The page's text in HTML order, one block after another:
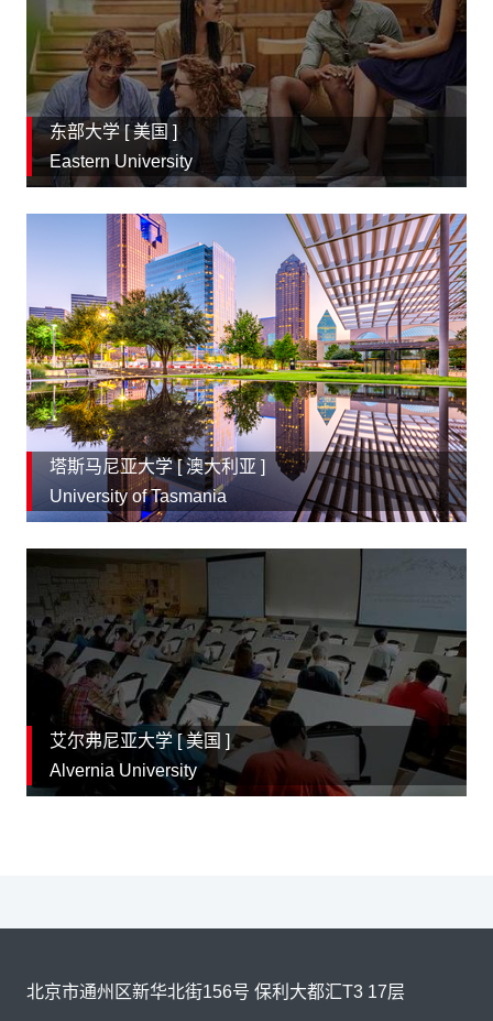
东部大学 [美国 ]
Eastern University
塔斯马尼亚大学 [澳大利亚 ]
University of Tasmania
艾尔弗尼亚大学 [美国
Alvernia University
北京市通州区新华北街156号 保利大都汇T3 17层